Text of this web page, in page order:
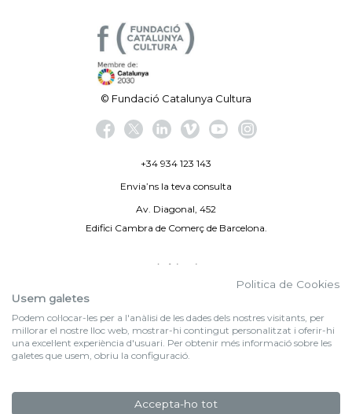
© Fundació Catalunya Cultura
+34 934 123 143
Envia’ns la teva consulta
Av. Diagonal, 452
Edifici Cambra de Comerç de Barcelona.
Avís legal
By 100X100NET
f (NEWSLETTER)
Politica de Cookies
Usem galetes
Podem col·locar-les per a l'anàlisi de les dades dels nostres visitants, per
millorar el nostre lloc web, mostrar-hi contingut personalitzat i oferir-hi
una excel·lent experiència d'usuari. Per obtenir més informació sobre les
galetes que usem, obriu la configuració.
Accepta-ho tot